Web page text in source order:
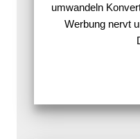
umwandeln
Werbung nervt